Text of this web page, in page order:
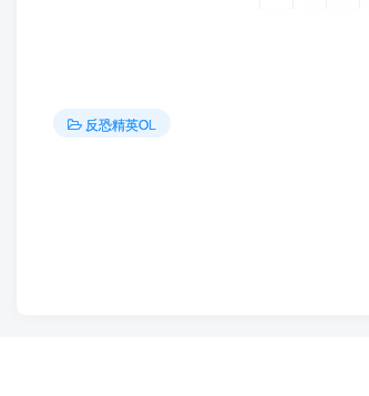
反恐精英OL